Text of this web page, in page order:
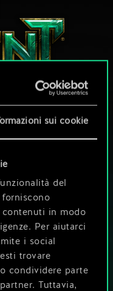
sui cookie
del
in modo
Per aiutarci
i social
trovare
condividere parte
Tuttavia,
A GWENT?
del gioco.